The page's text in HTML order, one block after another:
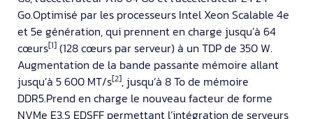
Go.Optimisé par les processeurs Intel Xeon Scalable 4e
et 5e génération, qui prennent en charge jusqu’à 64
cœurs[1] (128 cœurs par serveur) à un TDP de 350 W.
Augmentation de la bande passante mémoire allant
jusqu’à 5 600 MT/s[2], jusqu’à 8 To de mémoire
DDR5.Prend en charge le nouveau facteur de forme
NVMe E3.S EDSFF permettant l’intégration de serveurs